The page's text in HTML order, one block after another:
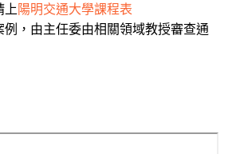
上 陽明交通大學課程表
例，由主任委由相關領域教授審查通